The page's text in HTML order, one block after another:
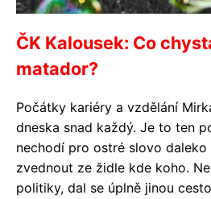
ČK Kalousek: Co
matador?
Počátky kariéry a vzdělání
dneska snad každý. Je to ten
nechodí pro ostré slovo daleko
zvednout ze židle kde koho.
politiky, dal se úplně jinou